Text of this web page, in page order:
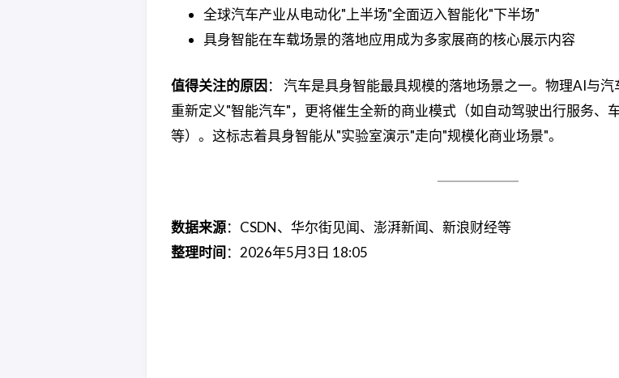
全球汽车产业从电动化"上半场"全面迈入智能化"下半场"
具身智能在车载场景的落地应用成为多家展商的核心展示内容
值得关注的原因： 汽车是具身智能最具规模的落地场景之一。物理AI与
重新定义"智能汽车"，更将催生全新的商业模式（如自动驾驶出行服务、
等）。这标志着具身智能从"实验室演示"走向"规模化商业场景"。
数据来源：CSDN、华尔街见闻、澎湃新闻、新浪财经等
整理时间：2026年5月3日 18:05